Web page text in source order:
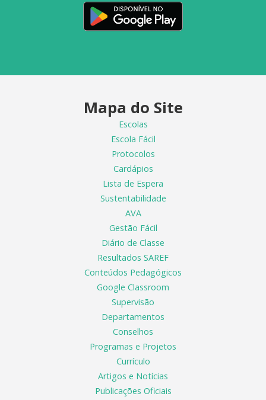
Mapa do Site
Escolas
Escola Fácil
Protocolos
Cardápios
Lista de Espera
Sustentabilidade
AVA
Gestão Fácil
Diário de Classe
Resultados SAREF
Conteúdos Pedagógicos
Google Classroom
Supervisão
Departamentos
Conselhos
Programas e Projetos
Currículo
Artigos e Notícias
Publicações Oficiais